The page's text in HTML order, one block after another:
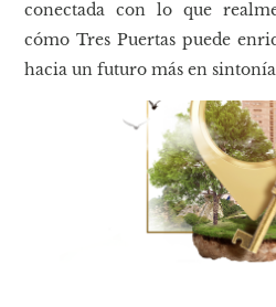
conectada con lo que
cómo Tres Puertas puede
hacia un futuro más en